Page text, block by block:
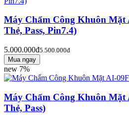
Máy Chấm Công Khuôn Mặt
Thẻ, Pass, Pin7.4)
5.000.000đ5.500.000đ
new 7%
Máy Chấm Công Khuôn Mặt
Thẻ, Pass)